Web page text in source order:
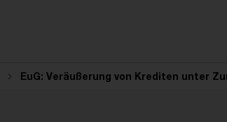
EuG: Veräußerung von Krediten unter